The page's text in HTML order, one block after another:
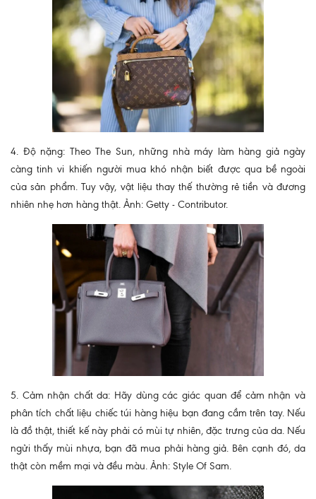
4. Độ nặng: Theo The Sun, những nhà máy làm hàng giả ngày
càng tinh vi khiến người mua khó nhận biết được qua bề ngoài
của sản phẩm. Tuy vậy, vật liệu thay thế thường rẻ tiền và đương
nhiên nhẹ hơn hàng thật. Ảnh: Getty - Contributor.
5. Cảm nhận chất da: Hãy dùng các giác quan để cảm nhận và
phân tích chất liệu chiếc túi hàng hiệu bạn đang cầm trên tay. Nếu
là đồ thật, thiết kế này phải có mùi tự nhiên, đặc trưng của da. Nếu
ngửi thấy mùi nhựa, bạn đã mua phải hàng giả. Bên cạnh đó, da
thật còn mềm mại và đều màu. Ảnh: Style Of Sam.